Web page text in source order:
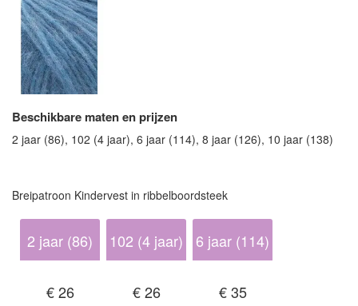
Beschikbare maten en prijzen
2 jaar (86), 102 (4 jaar), 6 jaar (114), 8 jaar (126), 10 jaar (138)
Breipatroon Kindervest in ribbelboordsteek
2 jaar (86)
€ 26
102 (4 jaar)
€ 26
6 jaar (114)
€ 35